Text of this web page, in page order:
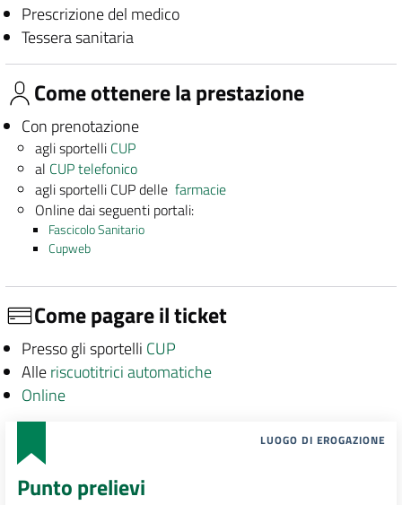
Prescrizione del medico
Tessera sanitaria
Come ottenere la prestazione
Con prenotazione
agli sportelli CUP
al CUP telefonico
agli sportelli CUP dellefarmacie
Online dai seguenti portali:
Fascicolo Sanitario
Cupweb
Come pagare il ticket
Presso gli sportelli CUP
Alleriscuotitrici automatiche
Online
LUOGO DI EROGAZIONE
Punto prelievi